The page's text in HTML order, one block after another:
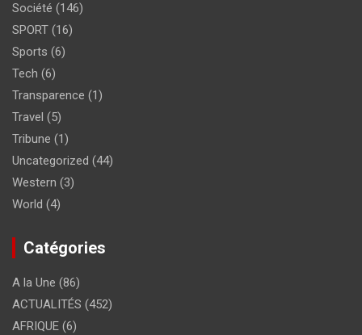
Société (146)
SPORT (16)
Sports (6)
Tech (6)
Transparence (1)
Travel (5)
Tribune (1)
Uncategorized (44)
Western (3)
World (4)
Catégories
A la Une (86)
ACTUALITÉS (452)
AFRIQUE (6)